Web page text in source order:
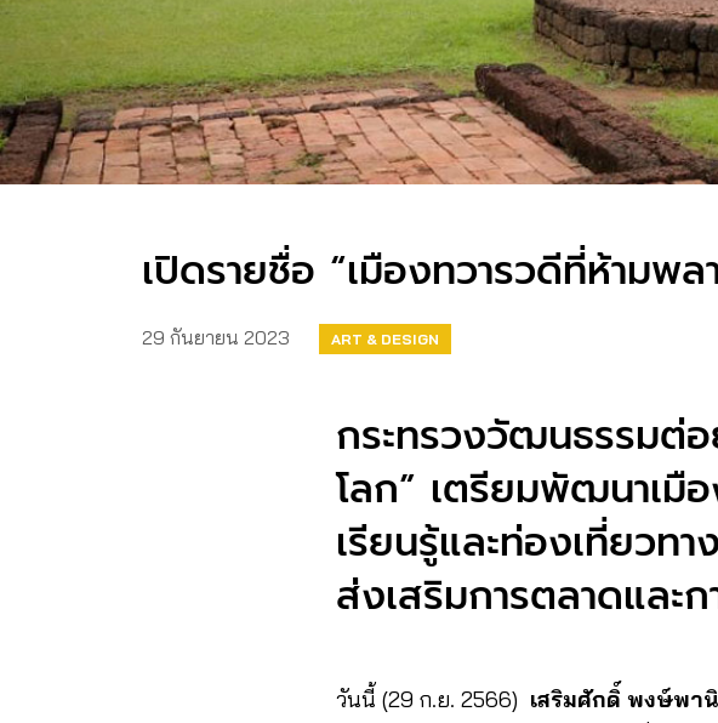
เปิดรายชื่อ “เมืองทวารวดีที่ห้ามพ
29 กันยายน 2023
ART & DESIGN
กระทรวงวัฒนธรรมต่
โลก” เตรียมพัฒนาเมื
เรียนรู้และท่องเที่ยว
ส่งเสริมการตลาดแล
วันนี้ (29 ก.ย. 2566) เสริมศักดิ์ พงษ์พา